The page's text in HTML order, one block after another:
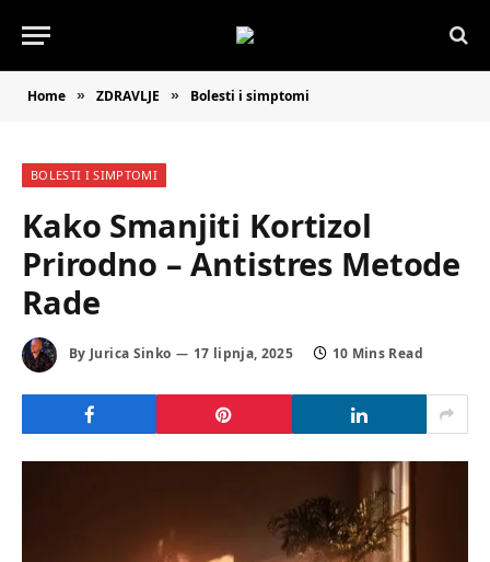
Home » ZDRAVLJE » Bolesti i simptomi
BOLESTI I SIMPTOMI
Kako Smanjiti Kortizol
Prirodno – Antistres Metode
Rade
By Jurica Sinko 17 lipnja, 2025 10 Mins Read